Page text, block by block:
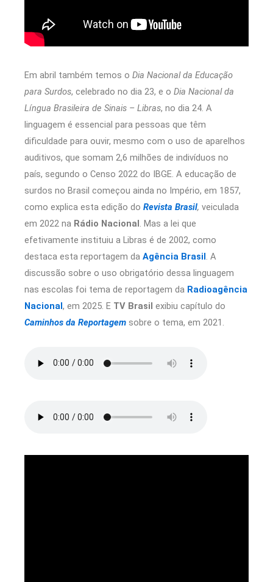
Em abril também temos o Dia Nacional da Educação
para Surdos, celebrado no dia 23, e o Dia Nacional da
Língua Brasileira de Sinais – Libras, no dia 24. A
linguagem é essencial para pessoas que têm
dificuldade para ouvir, mesmo com o uso de aparelhos
auditivos, que somam 2,6 milhões de indivíduos no
país, segundo o Censo 2022 do IBGE. A educação de
surdos no Brasil começou ainda no Império, em 1857,
como explica esta edição do Revista Brasil, veiculada
em 2022 na Rádio Nacional. Mas a lei que
efetivamente instituiu a Libras é de 2002, como
destaca esta reportagem da Agência Brasil. A
discussão sobre o uso obrigatório dessa linguagem
nas escolas foi tema de reportagem da Radioagência
Nacional, em 2025. E TV Brasil exibiu capítulo do
Caminhos da Reportagem sobre o tema, em 2021.